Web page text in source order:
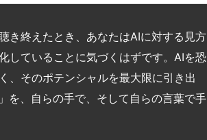
き終えたとき、あなたはAIに対する見方
していることに気づくはずです。AIを恐
、そのポテンシャルを最大限に引き出
を、自らの手で、そして自らの言葉で手